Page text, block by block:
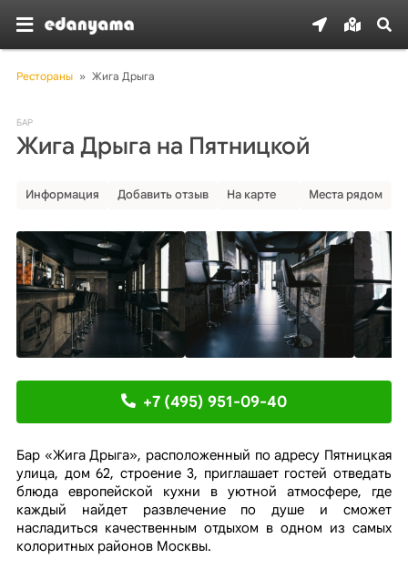
Рестораны » Жига Дрыга
БАР
Жига Дрыга на Пятницкой
Информация Добавить отзыв На карте Места рядом
+7 (495) 951-09-40
Бар «Жига Дрыга», расположенный по адресу Пятницкая
улица, дом 62, строение 3, приглашает гостей отведать
блюда европейской кухни в уютной атмосфере, где
каждый найдет развлечение по душе и сможет
насладиться качественным отдыхом в одном из самых
колоритных районов Москвы.